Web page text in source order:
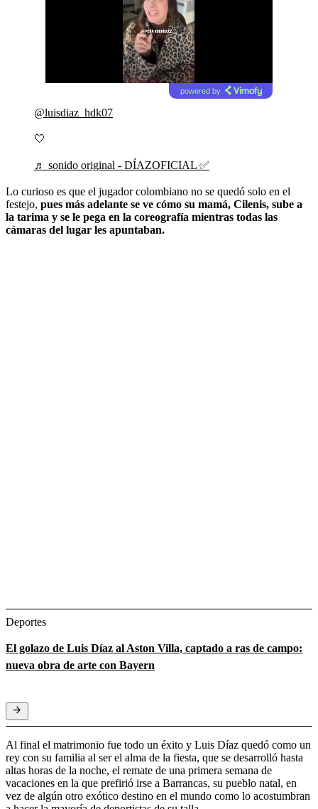
powered by
@luisdiaz_hdk07
🤍
♬ sonido original - DÍAZOFICIAL ✅
Lo curioso es que el jugador colombiano no se quedó solo en el
festejo, pues más adelante se ve cómo su mamá, Cilenis, sube a
la tarima y se le pega en la coreografía mientras todas las
cámaras del lugar les apuntaban.
Deportes
El golazo de Luis Díaz al Aston Villa, captado a ras de campo:
nueva obra de arte con Bayern
Al final el matrimonio fue todo un éxito y Luis Díaz quedó como un
rey con su familia al ser el alma de la fiesta, que se desarrolló hasta
altas horas de la noche, el remate de una primera semana de
vacaciones en la que prefirió irse a Barrancas, su pueblo natal, en
vez de algún otro exótico destino en el mundo como lo acostumbran